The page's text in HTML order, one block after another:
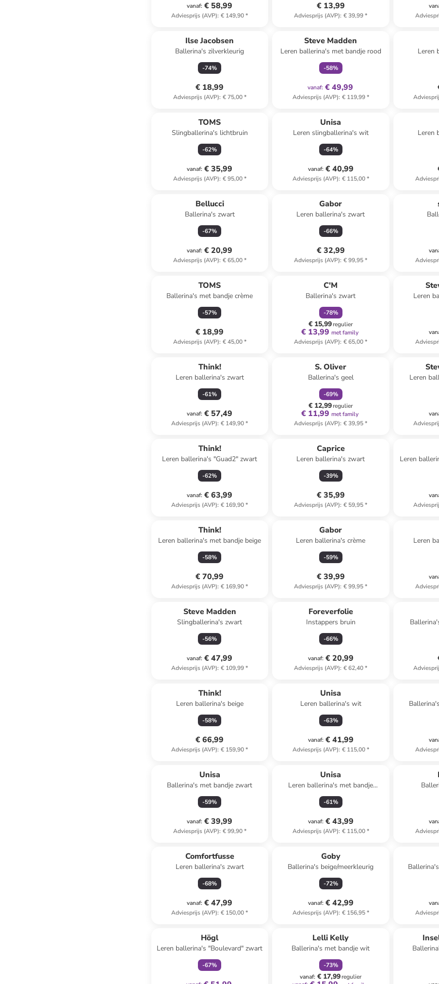
vanaf: € 58,99
Adviesprijs (AVP): € 149,90*
€ 13,99
Adviesprijs (AVP): € 39,99*
Ilse Jacobsen
Ballerina's zilverkleurig
-74%
€ 18,99
Adviesprijs (AVP): € 75,00*
Steve Madden
Leren ballerina's met bandje rood
-58%
vanaf: € 49,99
Adviesprijs (AVP): € 119,99*
Leren
TOMS
Slingballerina's lichtbruin
-62%
vanaf: € 35,99
Adviesprijs (AVP): € 95,00*
Unisa
Leren slingballerina's wit
-64%
vanaf: € 40,99
Adviesprijs (AVP): € 115,00*
Leren
Bellucci
Ballerina's zwart
-67%
vanaf: € 20,99
Adviesprijs (AVP): € 65,00*
Gabor
Leren ballerina's zwart
-66%
€ 32,99
Adviesprijs (AVP): € 99,95*
TOMS
Ballerina's met bandje crème
-57%
€ 18,99
Adviesprijs (AVP): € 45,00*
C'M
Ballerina's zwart
-78%
€ 15,99regulier
€ 13,99 met family
Adviesprijs (AVP): € 65,00*
Leren
Think!
Leren ballerina's zwart
-61%
vanaf: € 57,49
Adviesprijs (AVP): € 149,90*
S. Oliver
Ballerina's geel
-69%
€ 12,99regulier
€ 11,99 met family
Adviesprijs (AVP): € 39,95*
Leren
Think!
Leren ballerina's "Guad2" zwart
-62%
vanaf: € 63,99
Adviesprijs (AVP): € 169,90*
Caprice
Leren ballerina's zwart
-39%
€ 35,99
Adviesprijs (AVP): € 59,95*
Leren
Think!
Leren ballerina's met bandje beige
-58%
€ 70,99
Adviesprijs (AVP): € 169,90*
Gabor
Leren ballerina's crème
-59%
€ 39,99
Adviesprijs (AVP): € 99,95*
Leren
Steve Madden
Slingballerina's zwart
-56%
vanaf: € 47,99
Adviesprijs (AVP): € 109,99*
Foreverfolie
Instappers bruin
-66%
vanaf: € 20,99
Adviesprijs (AVP): € 62,40*
Think!
Leren ballerina's beige
-58%
€ 66,99
Adviesprijs (AVP): € 159,90*
Unisa
Leren ballerina's wit
-63%
vanaf: € 41,99
Adviesprijs (AVP): € 115,00*
Unisa
Ballerina's met bandje zwart
-59%
vanaf: € 39,99
Adviesprijs (AVP): € 99,90*
Unisa
Leren ballerina's met bandje
lichtbruin/bruin
-61%
vanaf: € 43,99
Adviesprijs (AVP): € 115,00*
Comfortfusse
Leren ballerina's zwart
-68%
vanaf: € 47,99
Adviesprijs (AVP): € 150,00*
Goby
Ballerina's beige/meerkleurig
-72%
vanaf: € 42,99
Adviesprijs (AVP): € 156,95*
Högl
Leren ballerina's "Boulevard" zwart
-67%
Lelli Kelly
Ballerina's met bandje wit
-73%
vanaf: € 17,99regulier